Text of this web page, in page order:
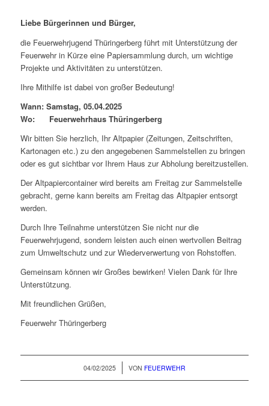
Liebe Bürgerinnen und Bürger,
die Feuerwehrjugend Thüringerberg führt mit Unterstützung der
Feuerwehr in Kürze eine Papiersammlung durch, um wichtige
Projekte und Aktivitäten zu unterstützen.
Ihre Mithilfe ist dabei von großer Bedeutung!
Wann: Samstag, 05.04.2025
Wo: Feuerwehrhaus Thüringerberg
Wir bitten Sie herzlich, Ihr Altpapier (Zeitungen, Zeitschriften,
Kartonagen etc.) zu den angegebenen Sammelstellen zu bringen
oder es gut sichtbar vor Ihrem Haus zur Abholung bereitzustellen.
Der Altpapiercontainer wird bereits am Freitag zur Sammelstelle
gebracht, gerne kann bereits am Freitag das Altpapier entsorgt
werden.
Durch Ihre Teilnahme unterstützen Sie nicht nur die
Feuerwehrjugend, sondern leisten auch einen wertvollen Beitrag
zum Umweltschutz und zur Wiederverwertung von Rohstoffen.
Gemeinsam können wir Großes bewirken! Vielen Dank für Ihre
Unterstützung.
Mit freundlichen Grüßen,
Feuerwehr Thüringerberg
04/02/2025
/ VON FEUERWEHR